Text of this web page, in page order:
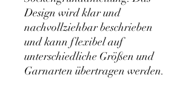
Design wird klar und
nachvollziehbar beschrieben
und kann flexibel auf
unterschiedliche Größen und
Garnarten übertragen werden.